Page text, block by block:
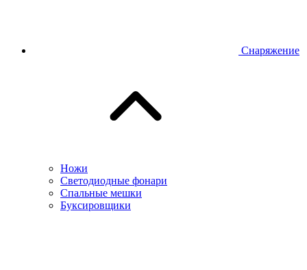
Снаряжение
Ножи
Светодиодные фонари
Спальные мешки
Буксировщики